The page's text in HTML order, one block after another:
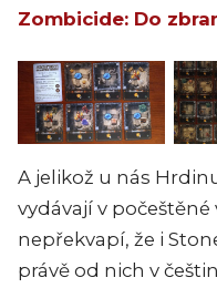
Zombicide: Do
A jelikož u nás
vydávají v počeštěné
nepřekvapí, že i
právě od nich v